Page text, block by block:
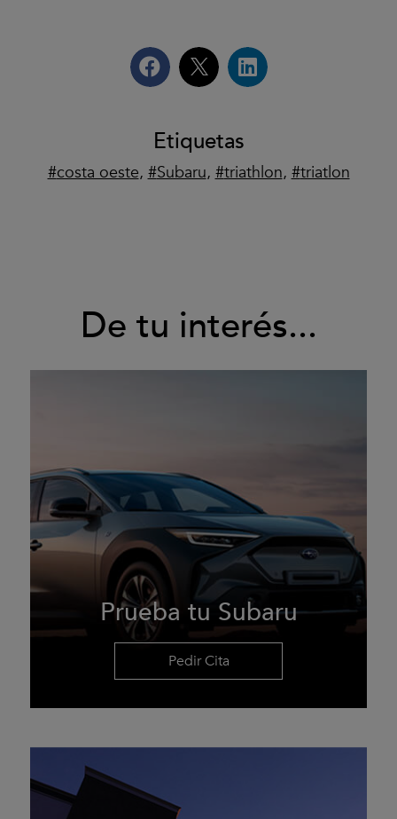
Etiquetas
costa oeste, Subaru, triathlon, triatlon
De tu interés...
Prueba tu Subaru
Pedir Cita